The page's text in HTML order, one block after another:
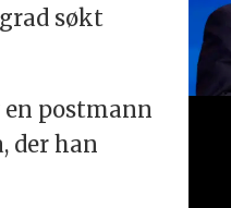
søkt
postmann
der han